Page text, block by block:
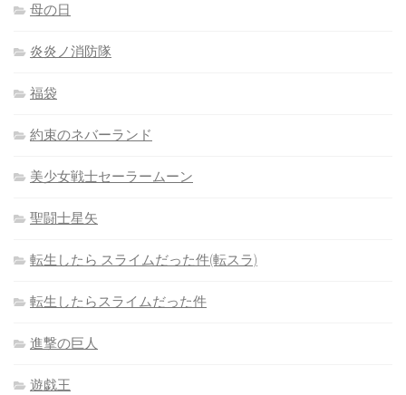
母の日
炎炎ノ消防隊
福袋
約束のネバーランド
美少女戦士セーラームーン
聖闘士星矢
転生したら スライムだった件(転スラ)
転生したらスライムだった件
進撃の巨人
遊戯王